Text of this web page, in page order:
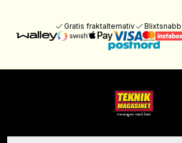
Gratis fraktalternativ